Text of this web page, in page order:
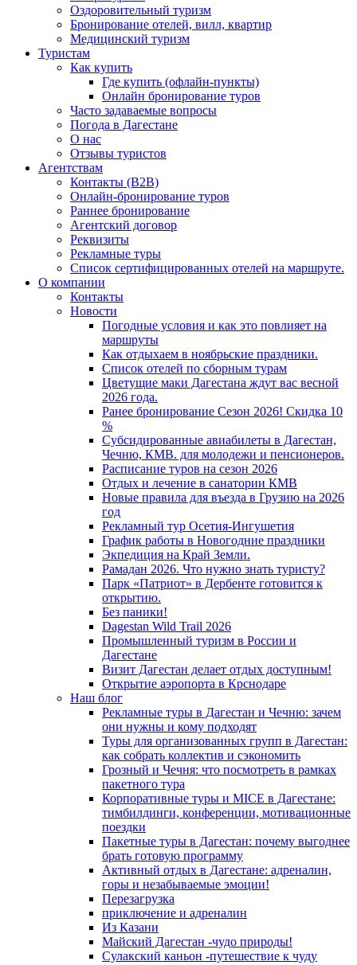
Оздоровительный туризм
Бронирование отелей, вилл, квартир
Медицинский туризм
Туристам
Как купить
Где купить (офлайн-пункты)
Онлайн бронирование туров
Часто задаваемые вопросы
Погода в Дагестане
О нас
Отзывы туристов
Агентствам
Контакты (B2B)
Онлайн-бронирование туров
Раннее бронирование
Агентский договор
Реквизиты
Рекламные туры
Список сертифицированных отелей на маршруте.
О компании
Контакты
Новости
Погодные условия и как это повлияет на
маршруты
Как отдыхаем в ноябрьские праздники.
Список отелей по сборным турам
Цветущие маки Дагестана ждут вас весной
2026 года.
Ранее бронирование Сезон 2026! Скидка 10
%
Субсидированные авиабилеты в Дагестан,
Чечню, КМВ. для молодежи и пенсионеров.
Расписание туров на сезон 2026
Отдых и лечение в санатории КМВ
Новые правила для въезда в Грузию на 2026
год
Рекламный тур Осетия-Ингушетия
График работы в Новогодние праздники
Экпедиция на Край Земли.
Рамадан 2026. Что нужно знать туристу?
Парк «Патриот» в Дербенте готовится к
открытию.
Без паники!
Dagestan Wild Trail 2026
Промышленный туризм в России и
Дагестане
Визит Дагестан делает отдых доступным!
Открытие аэропорта в Крснодаре
Наш блог
Рекламные туры в Дагестан и Чечню: зачем
они нужны и кому подходят
Туры для организованных групп в Дагестан:
как собрать коллектив и сэкономить
Грозный и Чечня: что посмотреть в рамках
пакетного тура
Корпоративные туры и MICE в Дагестане:
тимбилдинги, конференции, мотивационные
поездки
Пакетные туры в Дагестан: почему выгоднее
брать готовую программу
Активный отдых в Дагестане: адреналин,
горы и незабываемые эмоции!
Перезагрузка
приключение и адреналин
Из Казани
Майский Дагестан -чудо природы!
Сулакский каньон -путешествие к чуду